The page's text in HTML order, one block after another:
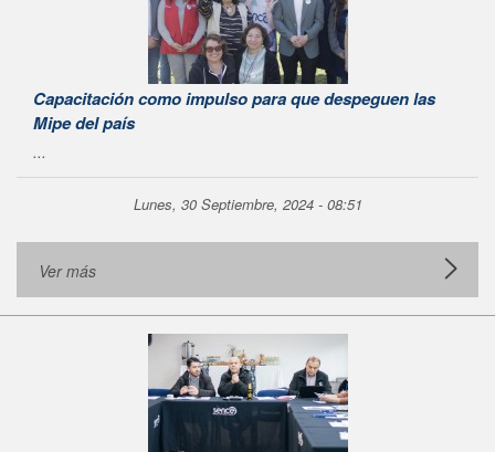
Capacitación como impulso para que despeguen las
Mipe del país
...
Lunes, 30 Septiembre, 2024 - 08:51
Ver más